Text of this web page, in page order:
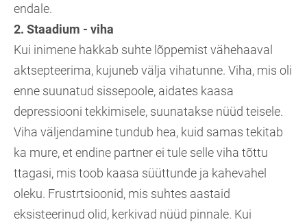
endale.
2. Staadium - viha
Kui inimene hakkab suhte lõppemist vähehaaval
aktsepteerima, kujuneb välja vihatunne. Viha, mis oli
enne suunatud sissepoole, aidates kaasa
depressiooni tekkimisele, suunatakse nüüd teisele.
Viha väljendamine tundub hea, kuid samas tekitab
ka mure, et endine partner ei tule selle viha tõttu
ttagasi, mis toob kaasa süüttunde ja kahevahel
oleku. Frustrtsioonid, mis suhtes aastaid
eksisteerinud olid, kerkivad nüüd pinnale. Kui